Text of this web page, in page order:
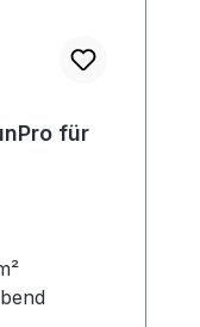
für